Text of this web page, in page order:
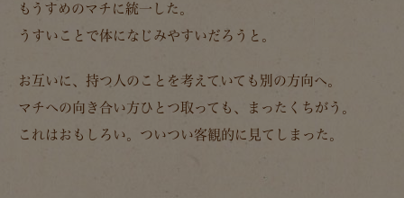
もうすめのマチに統一した。
うすいことで体になじみやすいだろうと。
お互いに、持つ人のことを考えていても別の方向へ。
マチへの向き合い方ひとつ取っても、まったくちがう。
これはおもしろい。ついつい客観的に見てしまった。